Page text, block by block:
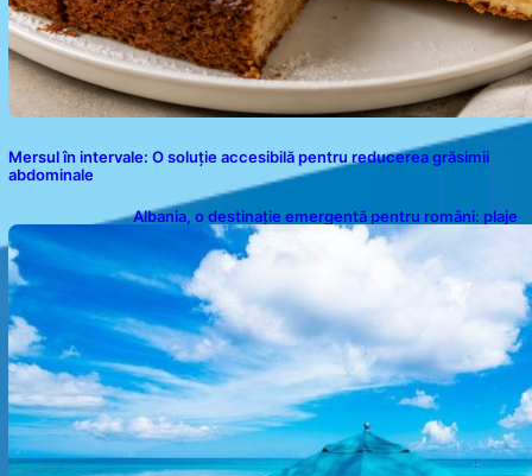
Mersul în intervale: O soluție accesibilă pentru reducerea grăsimii
abdominale
Albania, o destinație emergentă pentru români: plaje
spectaculoase, ape turcoaz și prețuri accesibile